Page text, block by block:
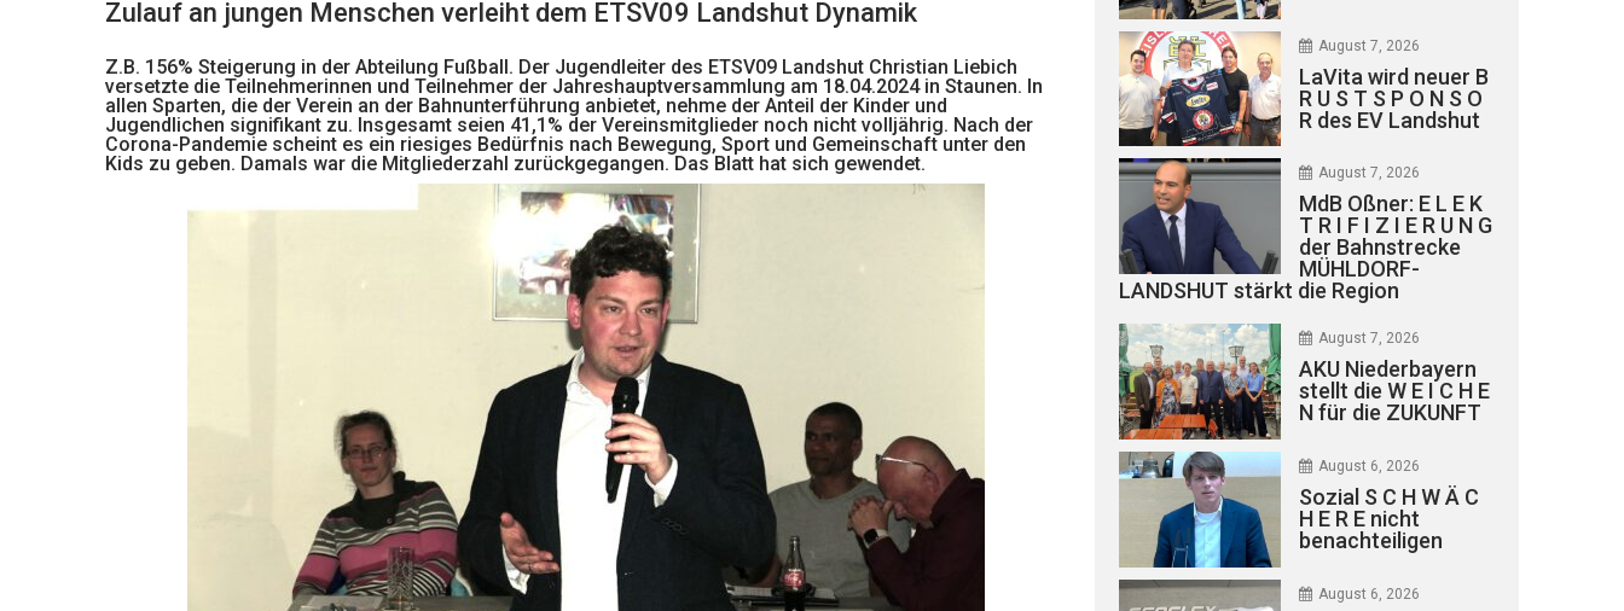
Zulauf an jungen Menschen verleiht dem ETSV09 Landshut Dynamik
Z.B. 156% Steigerung in der Abteilung Fußball. Der Jugendleiter des ETSV09 Landshut Christian Liebich
versetzte die Teilnehmerinnen und Teilnehmer der Jahreshauptversammlung am 18.04.2024 in Staunen. In
allen Sparten, die der Verein an der Bahnunterführung anbietet, nehme der Anteil der Kinder und
Jugendlichen signifikant zu. Insgesamt seien 41,1% der Vereinsmitglieder noch nicht volljährig. Nach der
Corona-Pandemie scheint es ein riesiges Bedürfnis nach Bewegung, Sport und Gemeinschaft unter den
Kids zu geben. Damals war die Mitgliederzahl zurückgegangen. Das Blatt hat sich gewendet.
August 7, 2026
LaVita wird neuer B
R U S T S P O N S O
R des EV Landshut
August 7, 2026
MdB Oßner: E L E K
T R I F I Z I E R U N G
der Bahnstrecke
MÜHLDORF-
LANDSHUT stärkt die Region
August 7, 2026
AKU Niederbayern
stellt die W E I C H E
N für die ZUKUNFT
August 6, 2026
Sozial S C H W Ä C
H E R E nicht
benachteiligen
August 6, 2026